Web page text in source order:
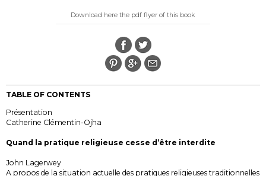
Download here the pdf flyer of this book
TABLE OF CONTENTS
Présentation
Catherine Clémentin-Ojha
Quand la pratique religieuse cesse d’être interdite
John Lagerwey
A propos de la situation actuelle des pratiques religieuses traditionnelles